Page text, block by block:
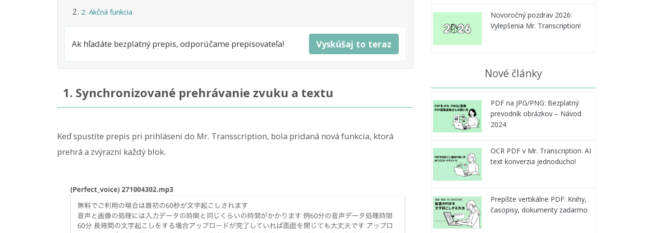
2. Akčná funkcia
Ak hľadáte bezplatný prepis, odporúčame prepisovateľa! Vyskúšaj to teraz
1. Synchronizované prehrávanie zvuku a textu
Keď spustíte prepis pri prihlásení do Mr. Transscription, bola pridaná nová funkcia, ktorá
prehrá a zvýrazní každý blok.
Novoročný pozdrav 2026:
Vylepšenia Mr. Transcription!
Nové články
PDF na JPG/PNG: Bezplatný
prevodník obrázkov – Návod
2024
OCR PDF v Mr. Transcription: AI
text konverzia jednoducho!
Prepíšte vertikálne PDF: Knihy,
časopisy, dokumenty zadarmo